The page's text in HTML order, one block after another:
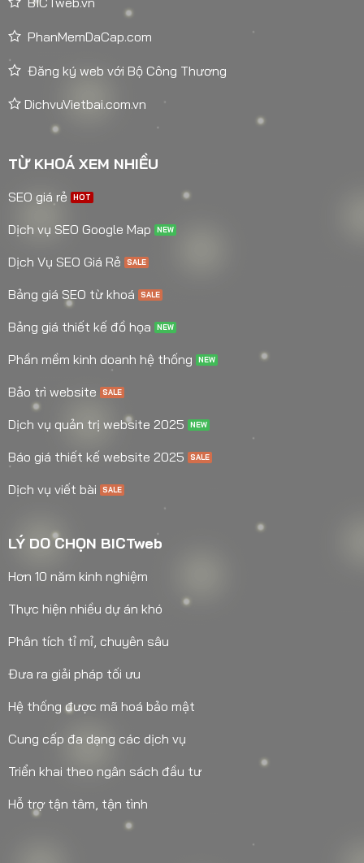
PhanMemDaCap.com
Đăng ký web với Bộ Công Thương
DichvuVietbai.com.vn
TỪ KHOÁ XEM NHIỀU
SEO giá rẻ
Dịch vụ SEO Google Map
Dịch Vụ SEO Giá Rẻ
Bảng giá SEO từ khoá
Bảng giá thiết kế đồ họa
Phần mềm kinh doanh hệ thống
Bảo trì website
Dịch vụ quản trị website 2025
Báo giá thiết kế website 2025
Dịch vụ viết bài
LÝ DO CHỌN BICTweb
Hơn 10 năm kinh nghiệm
Thực hiện nhiều dự án khó
Phân tích tỉ mỉ, chuyên sâu
Đưa ra giải pháp tối ưu
Hệ thống được mã hoá bảo mật
Cung cấp đa dạng các dịch vụ
Triển khai theo ngân sách đầu tư
Hỗ trợ tận tâm, tận tình